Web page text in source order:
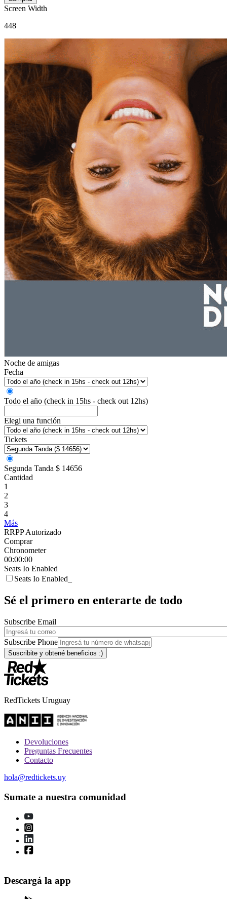
Screen Width
448
Noche de amigas
Fecha
Todo el año (check in 15hs - check out 12hs)
Elegi una función
Tickets
Segunda Tanda $ 14656
Cantidad
1
2
3
4
Más
RRPP Autorizado
Comprar
Chronometer
00:00:00
Seats Io Enabled
Seats Io Enabled_
Sé el primero en enterarte de todo
Subscribe Email
Subscribe Phone
RedTickets Uruguay
Devoluciones
Preguntas Frecuentes
Contacto
hola@redtickets.uy
Sumate a nuestra comunidad
Descargá la app